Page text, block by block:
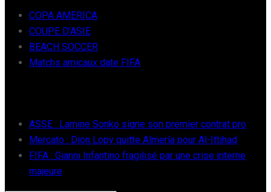
COPA AMERICA
COUPE D’ASIE
BEACH SOCCER
Matchs amicaux date FIFA
ASSE : Lamine Sonko signe son premier contrat pro
Mercato : Dion Lopy quitte Almería pour Al-Ittihad
FIFA : Gianni Infantino fragilisé par une crise interne
majeure